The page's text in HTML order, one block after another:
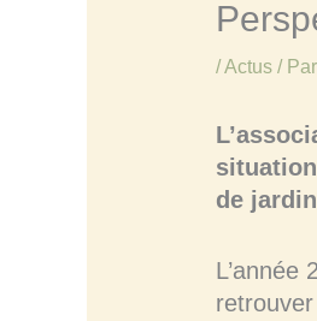
/Actus/ Par
de
L’année